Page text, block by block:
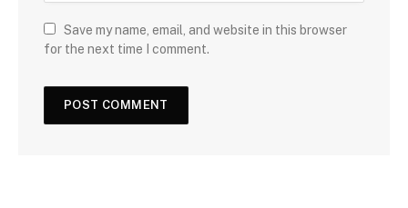
Save my name, email, and website in this browser
for the next time I comment.